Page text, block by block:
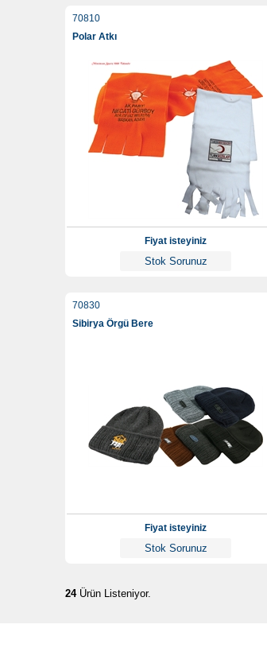
70810
Polar Atkı
Fiyat isteyiniz
Stok Sorunuz
70830
Sibirya Örgü Bere
Fiyat isteyiniz
Stok Sorunuz
24Ürün Listeniyor.